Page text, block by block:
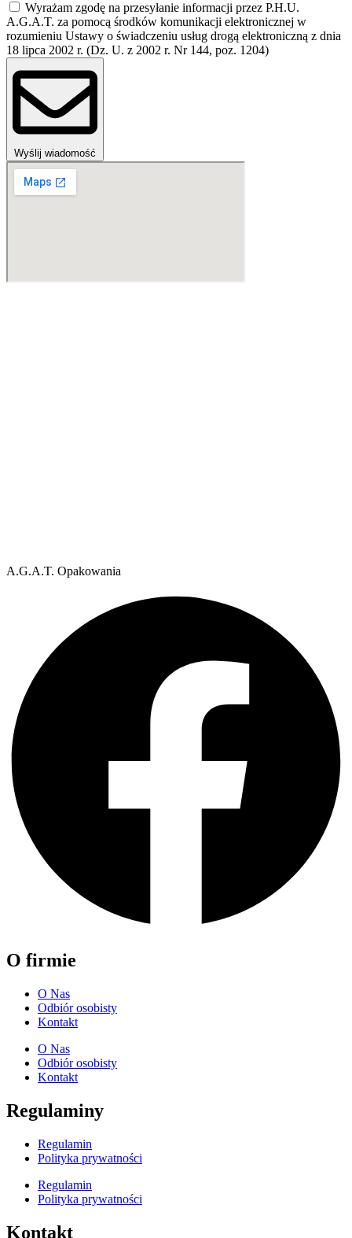
Wyrażam zgodę na przesyłanie informacji przez P.H.U.
A.G.A.T. za pomocą środków komunikacji elektronicznej w
rozumieniu Ustawy o świadczeniu usług drogą elektroniczną z dnia
18 lipca 2002 r. (Dz. U. z 2002 r. Nr 144, poz. 1204)
Wyślij wiadomość
A.G.A.T. Opakowania
O firmie
O Nas
Odbiór osobisty
Kontakt
O Nas
Odbiór osobisty
Kontakt
Regulaminy
Regulamin
Polityka prywatności
Regulamin
Polityka prywatności
Kontakt